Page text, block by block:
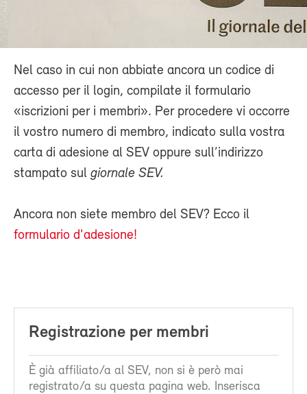
Nel caso in cui non abbiate ancora un codice di
accesso per il login, compilate il formulario
«iscrizioni per i membri». Per procedere vi occorre
il vostro numero di membro, indicato sulla vostra
carta di adesione al SEV oppure sull’indirizzo
stampato sul giornale SEV.
Ancora non siete membro del SEV? Ecco il
formulario d'adesione!
Registrazione per membri
È già affiliato/a al SEV, non si è però mai
registrato/a su questa pagina web. Inserisca